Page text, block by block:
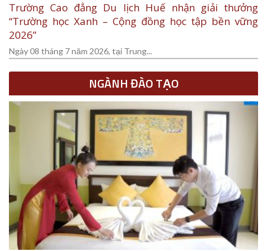
Trường Cao đẳng Du lịch Huế nhận giải thưởng
“Trường học Xanh – Cộng đồng học tập bền vững
2026”
Ngày 08 tháng 7 năm 2026, tại Trung...
NGÀNH ĐÀO TẠO